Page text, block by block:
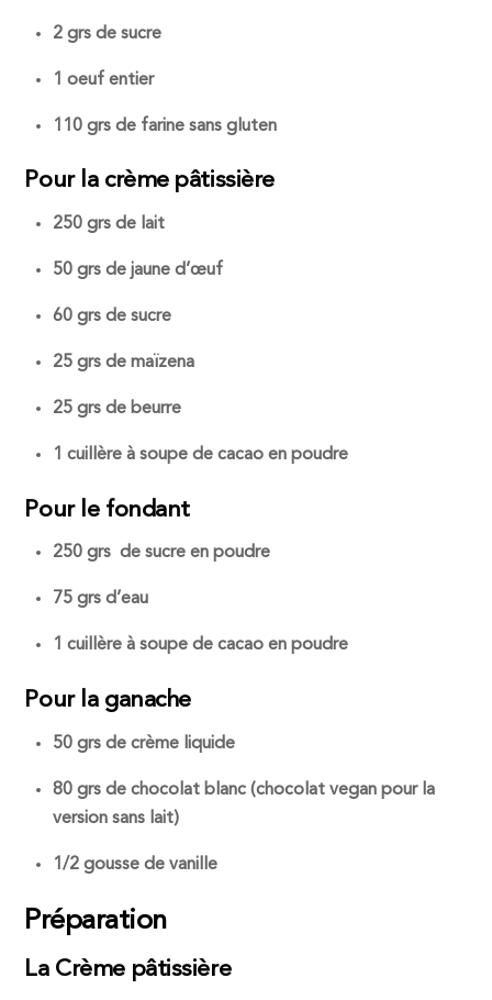
2 grs de sucre
1 oeuf entier
110 grs de farine sans gluten
Pour la crème pâtissière
250 grs de lait
50 grs de jaune d’œuf
60 grs de sucre
25 grs de maïzena
25 grs de beurre
1 cuillère à soupe de cacao en poudre
Pour le fondant
250 grs de sucre en poudre
75 grs d’eau
1 cuillère à soupe de cacao en poudre
Pour la ganache
50 grs de crème liquide
80 grs de chocolat blanc (chocolat vegan pour la
version sans lait)
1/2 gousse de vanille
Préparation
La Crème pâtissière